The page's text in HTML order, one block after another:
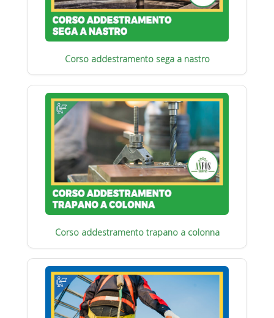
Corso addestramento sega a nastro
Corso addestramento trapano a colonna